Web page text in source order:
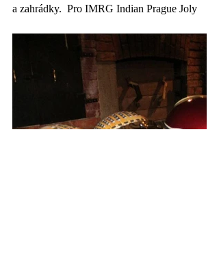
a zahrádky.  Pro IMRG Indian Prague Joly